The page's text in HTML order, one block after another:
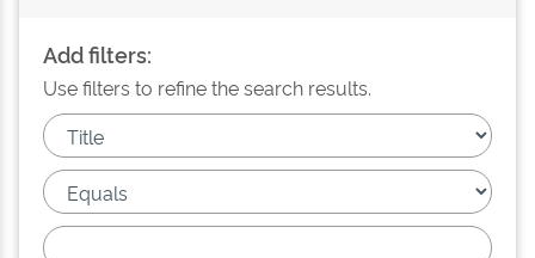
Add filters:
Use filters to refine the search results.